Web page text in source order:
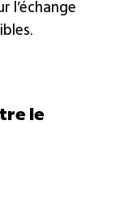
l’échange
le